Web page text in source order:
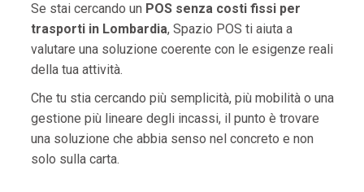
Se stai cercando un POS senza costi fissi per
trasporti in Lombardia, Spazio POS ti aiuta a
valutare una soluzione coerente con le esigenze reali
della tua attività.
Che tu stia cercando più semplicità, più mobilità o una
gestione più lineare degli incassi, il punto è trovare
una soluzione che abbia senso nel concreto e non
solo sulla carta.